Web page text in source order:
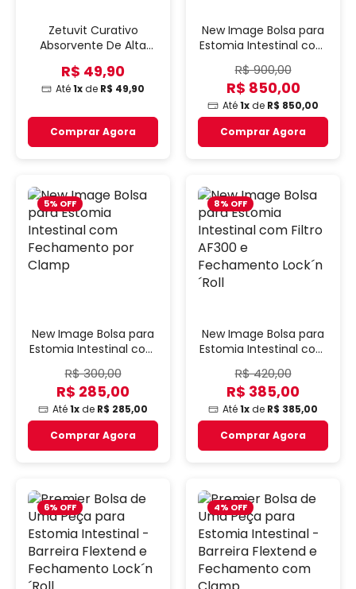
Zetuvit Curativo
Absorvente De Alta
Feridas
R$ 49,90
Até1xde R$ 49,90
Comprar Agora
New Image Bolsa para
Estomia Intestinal com
Fechamento Lock´n
´Roll
R$ 900,00
R$ 850,00
Até1xde R$ 850,00
Comprar Agora
5% OFF
New Image Bolsa para
Estomia Intestinal com
Fechamento por
Clamp
R$ 300,00
R$ 285,00
Até1xde R$ 285,00
Comprar Agora
8% OFF
New Image Bolsa para
Estomia Intestinal com
Filtro AF300 e
Fechamento Lock´n
´Roll
R$ 420,00
R$ 385,00
Até1xde R$ 385,00
Comprar Agora
6% OFF 4% OFF